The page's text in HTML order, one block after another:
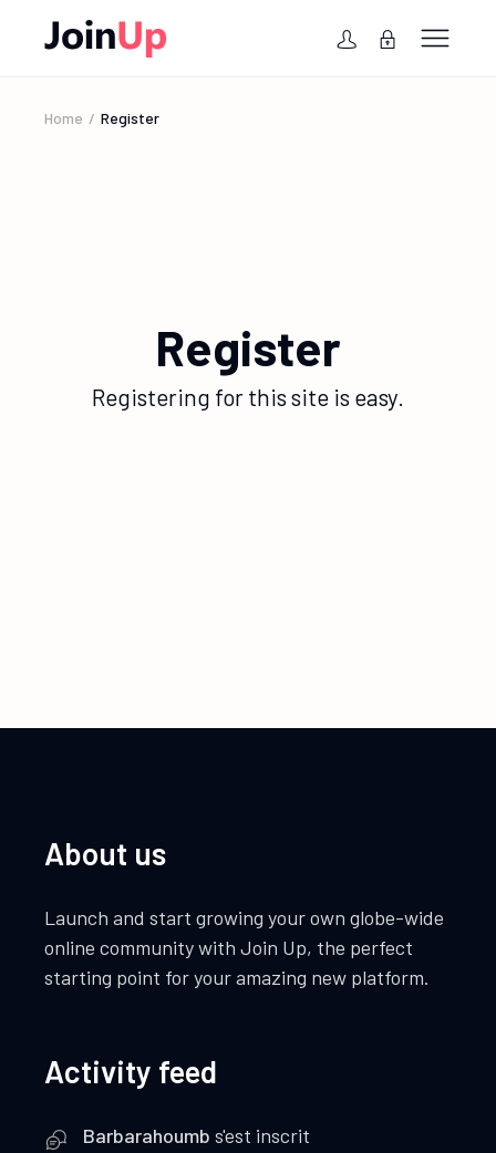
Home Register
Register
Registering for this site is easy.
About us
Launch and start growing your own globe-wide
online community with Join Up, the perfect
starting point for your amazing new platform.
Activity feed
Barbarahoumb s'est inscrit